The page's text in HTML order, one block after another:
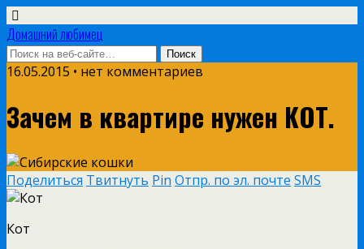
Домашний любимец
16.05.2015 • нет комментариев
Зачем в квартире нужен КОТ.
Поделиться Твитнуть Pin Отпр. по эл. почте SMS
Кот